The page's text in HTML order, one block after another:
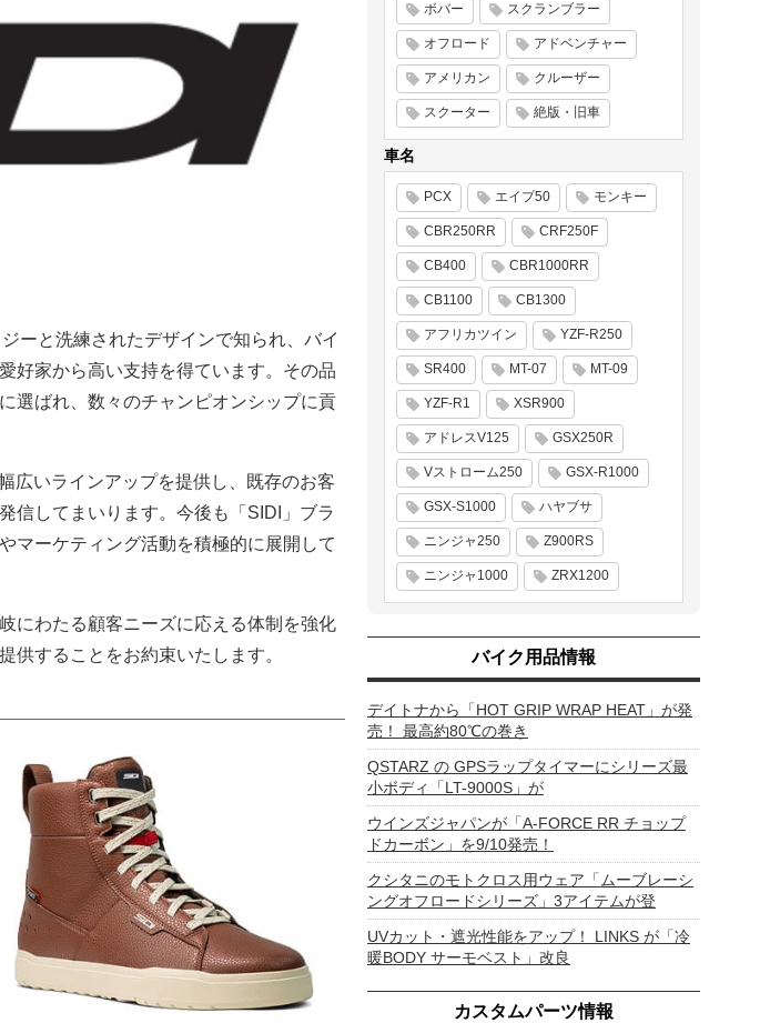
ーと洗練されたデザインで知られ、バイ
好家から高い支持を得ています。その品
選ばれ、数々のチャンピオンシップに貢
広いラインアップを提供し、既存のお客
信してまいります。今後も「SIDI」ブラ
マーケティング活動を積極的に展開して
にわたる顧客ニーズに応える体制を強化
供することをお約束いたします。
ボバー スクランブラー
オフロード アドベンチャー
アメリカン クルーザー
スクーター 絶版・旧車
車名
PCX エイプ50 モンキー
CBR250RR CRF250F
CB400 CBR1000RR
CB1100 CB1300
アフリカツイン YZF-R250
SR400 MT-07 MT-09
YZF-R1 XSR900
アドレスV125 GSX250R
Vストローム250 GSX-R1000
GSX-S1000 ハヤブサ
ニンジャ250 Z900RS
ニンジャ1000 ZRX1200
バイク用品情報
デイトナから「HOT GRIP WRAP HEAT」が発
売！ 最高約80℃の巻き
QSTARZ の GPSラップタイマーにシリーズ最
小ボディ「LT-9000S」が
ウインズジャパンが「A-FORCE RR チョップ
ドカーボン」を9/10発売！
クシタニのモトクロス用ウェア「ムーブレーシ
ングオフロードシリーズ」3アイテムが登
UVカット・遮光性能をアップ！ LINKS が「冷
暖BODY サーモベスト」改良
カスタムパーツ情報